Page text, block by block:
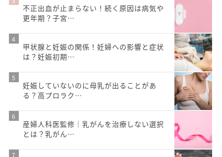
不正出血が止まらない！続く原因は病気や
更年期？子宮…
甲状腺と妊娠の関係！妊婦への影響と症状
は？妊娠初期…
妊娠していないのに母乳が出ることがあ
る？高プロラク…
産婦人科医監修｜乳がんを治療しない選択
とは？乳がん…